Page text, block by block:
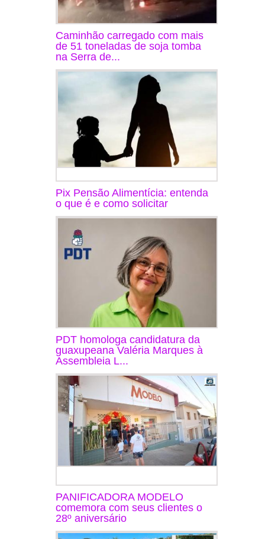
Caminhão carregado com mais
de 51 toneladas de soja tomba
na Serra de...
Pix Pensão Alimentícia: entenda
o que é e como solicitar
PDT homologa candidatura da
guaxupeana Valéria Marques à
Assembleia L...
PANIFICADORA MODELO
comemora com seus clientes o
28º aniversário